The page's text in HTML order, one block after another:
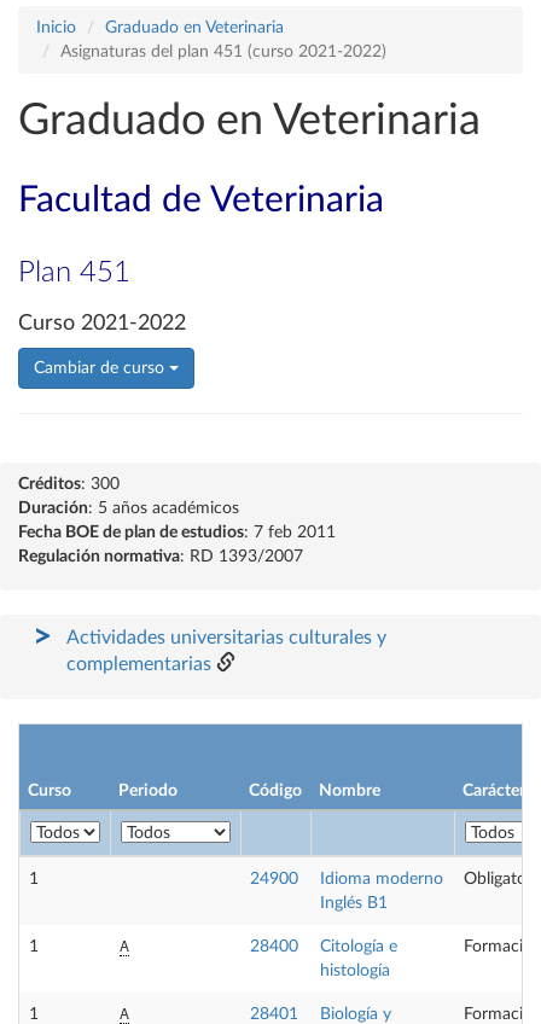
Inicio
Graduado en Veterinaria
Asignaturas del plan 451 (curso 2021-2022)
Graduado en Veterinaria
Facultad de Veterinaria
Plan 451
Curso 2021-2022
Cambiar de curso
Créditos: 300
Duración: 5 años académicos
Fecha BOE de plan de estudios: 7 feb 2011
Regulación normativa: RD 1393/2007
Actividades universitarias culturales y
complementarias
Curso Periodo Código Nombre Carácter
1 24900
Idioma moderno
Inglés B1
1 A 28400
Citología e
histología
1 A 28401
Biología y